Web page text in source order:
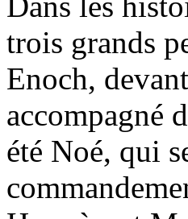
trois grands
Enoch,
accompagné
été Noé, qui